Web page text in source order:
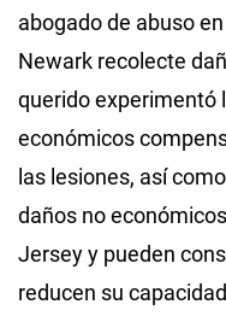
abogado de abuso
Newark recolecte
querido experimentó
económicos
las lesiones, así
daños no
Jersey y pueden
reducen su